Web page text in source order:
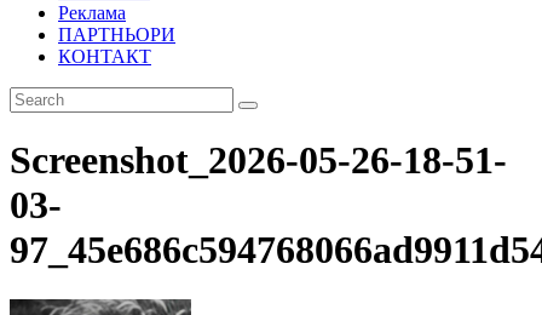
Реклама
ПАРТНЬОРИ
КОНТАКТ
Screenshot_2026-05-26-18-51-
03-